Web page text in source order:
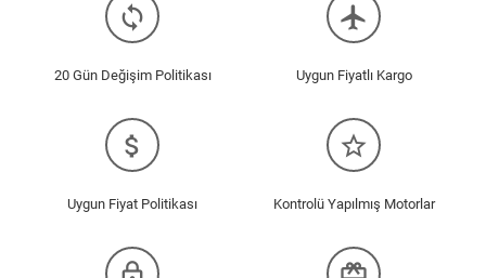
loop
20 Gün Değişim Politikası
flight
Uygun Fiyatlı Kargo
attach_money
Uygun Fiyat Politikası
star_border
Kontrolü Yapılmış Motorlar